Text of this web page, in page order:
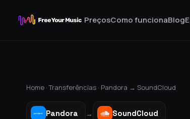
PreçosComo funcionaBlog
Home ·Transferências · Pandora → SoundCloud
Pandora → SoundCloud